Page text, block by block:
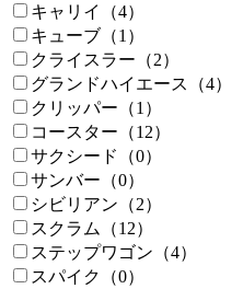
キャリイ（4）
キューブ（1）
クライスラー（2）
グランドハイエース（4）
クリッパー（1）
コースター（12）
サクシード（0）
サンバー（0）
シビリアン（2）
スクラム（12）
ステップワゴン（4）
スパイク（0）